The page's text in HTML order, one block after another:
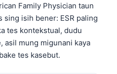
Family Physician taun
sing isih bener: ESR paling
tes kontekstual, dudu
asil mung migunani kaya
tes kasebut.